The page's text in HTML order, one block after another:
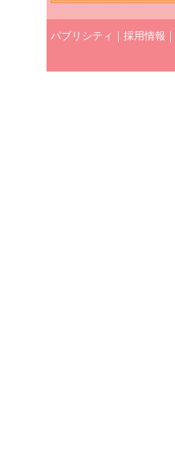
パブリシティ ｜ 採用情報 ｜